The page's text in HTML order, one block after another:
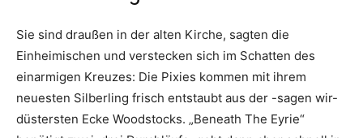
Sie sind draußen in der alten Kirche, sagten die
Einheimischen und verstecken sich im Schatten des
einarmigen Kreuzes: Die Pixies kommen mit ihrem
neuesten Silberling frisch entstaubt aus der -sagen wir-
düstersten Ecke Woodstocks. „Beneath The Eyrie“